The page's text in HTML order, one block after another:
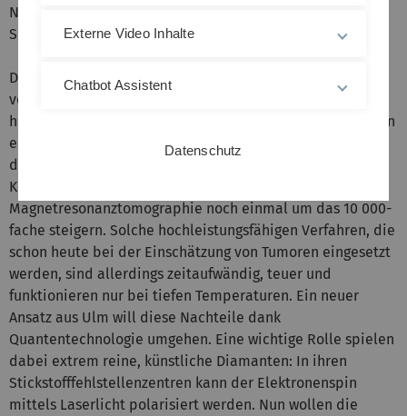
Nanodiamanten ermöglicht. Diese sollen in einem MRT-
Scanner ein milliardenfach stärkeres Signal erzeugen.
Die Stärke des MRT-Signals wird durch die Polarisation
von Kernspins im Körper bestimmt, die wiederum durch
hochleistungsfähige Magnete in entsprechenden Scannern
erreicht wird. Dank der so genannten Hyperpolarisation –
darunter versteht man die geordnete Ausrichtung von
Kernspins – lässt sich die Empfindlichkeit der
Magnetresonanztomographie noch einmal um das 10 000-
fache steigern. Solche hochleistungsfähigen Verfahren, die
schon heute bei der Einschätzung von Tumoren eingesetzt
werden, sind allerdings zeitaufwändig, teuer und
funktionieren nur bei tiefen Temperaturen. Ein neuer
Ansatz aus Ulm will diese Nachteile dank
Quantentechnologie umgehen. Eine wichtige Rolle spielen
dabei extrem reine, künstliche Diamanten: In ihren
Stickstofffehlstellenzentren kann der Elektronenspin
mittels Laserlicht polarisiert werden. Nun wollen die
Externe Video Inhalte
Chatbot Assistent
Datenschutz